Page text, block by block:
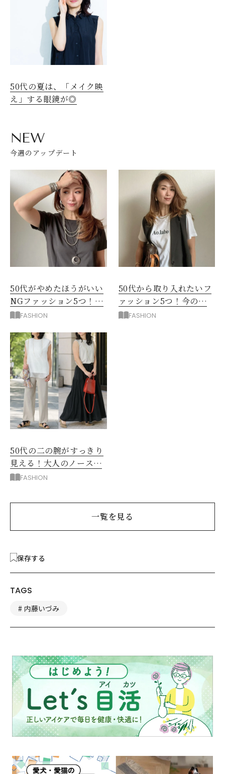
50代の夏は、「メイク映
え」する眼鏡が◎
NEW
今週のアップデート
50代がやめたほうがいい
NGファッション5つ！手
持ち服を見直すコツ
FASHION
50代から取り入れたいフ
ァッション5つ！今の自
分をきれいに見せる服選
FASHION
50代の二の腕がすっきり
見える！大人のノースリ
ーブコーデ5選
FASHION
一覧を見る
保存する
TAGS
内藤いづみ